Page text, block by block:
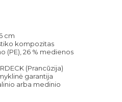
cm
kompozitas
(PE), 26 % medienos
(Prancūzija)
garantija
arba medinio